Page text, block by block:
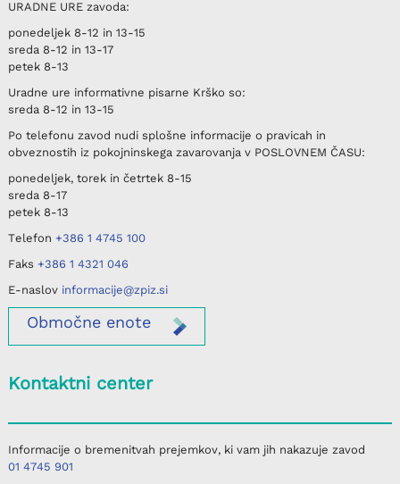
URADNE UREzavoda:
ponedeljek8-12 in 13-15
sreda 8-12 in 13-17
petek8-13
Uradne ure informativne pisarne Krško so:
sreda 8-12 in 13-15
Po telefonu zavod nudi splošne informacije o pravicah in
obveznostih iz pokojninskega zavarovanja v POSLOVNEM ČASU:
ponedeljek, torek in četrtek8-15
sreda 8-17
petek8-13
Telefon +386 1 4745 100
Faks +386 1 4321 046
E-naslov informacije@zpiz.si
Območneenote
Kontaktni center
Informacije o bremenitvah prejemkov, ki vam jih nakazuje zavod
01 4745 901